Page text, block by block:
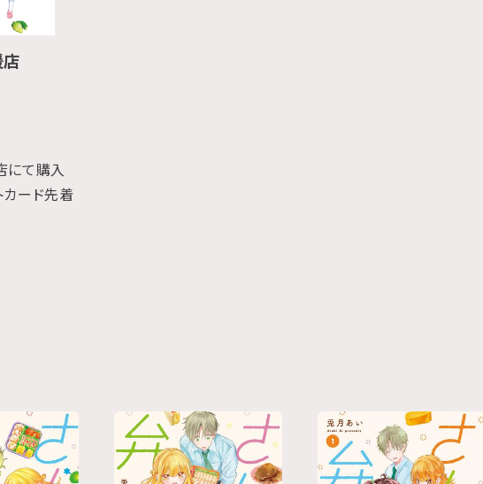
店
にて購入
カード先着